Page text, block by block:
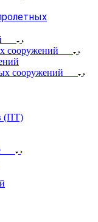
сооружений
сооружений
(ПТ)